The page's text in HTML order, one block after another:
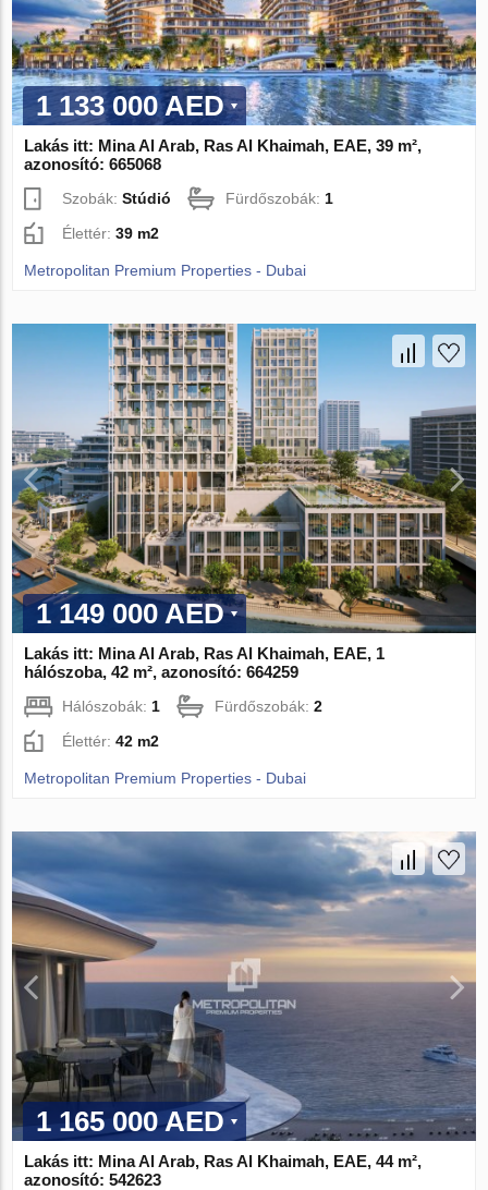
1 133 000 AED
Lakás itt: Mina Al Arab, Ras Al Khaimah, EAE, 39 m²,
azonosító: 665068
Szobák:Stúdió Fürdőszobák:1
Élettér:39 m2
Metropolitan Premium Properties - Dubai
1 149 000 AED
Lakás itt: Mina Al Arab, Ras Al Khaimah, EAE, 1
hálószoba, 42 m², azonosító: 664259
Hálószobák: 1 Fürdőszobák:2
Élettér:42 m2
Metropolitan Premium Properties - Dubai
1 165 000 AED
Lakás itt: Mina Al Arab, Ras Al Khaimah, EAE, 44 m²,
azonosító: 542623